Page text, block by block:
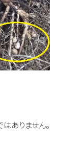
ありません。